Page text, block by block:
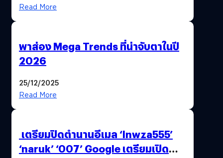
Read More
พาส่อง Mega Trends ที่น่าจับตาในปี
2026
25/12/2025
Read More
เตรียมปิดตำนานอีเมล ‘lnwza555’
‘naruk’ ‘007’ Google เตรียมเปิด